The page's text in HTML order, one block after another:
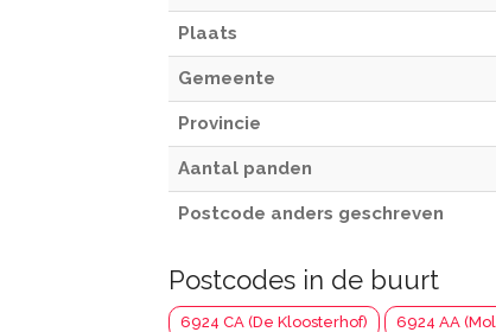
Plaats
Gemeente
Provincie
Aantal panden
Postcode anders geschreven
Postcodes in de buurt
6924 CA (De Kloosterhof) 6924 AA